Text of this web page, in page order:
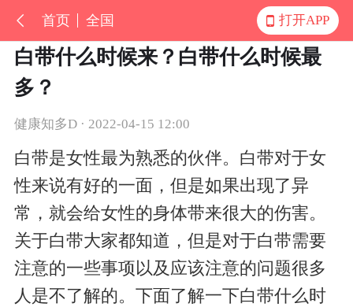
首页 全国 打开APP
白带什么时候来？白带什么时候最
多？
健康知多D · 2022-04-15 12:00
白带是女性最为熟悉的伙伴。白带对于女
性来说有好的一面，但是如果出现了异
常，就会给女性的身体带来很大的伤害。
关于白带大家都知道，但是对于白带需要
注意的一些事项以及应该注意的问题很多
人是不了解的。下面了解一下白带什么时